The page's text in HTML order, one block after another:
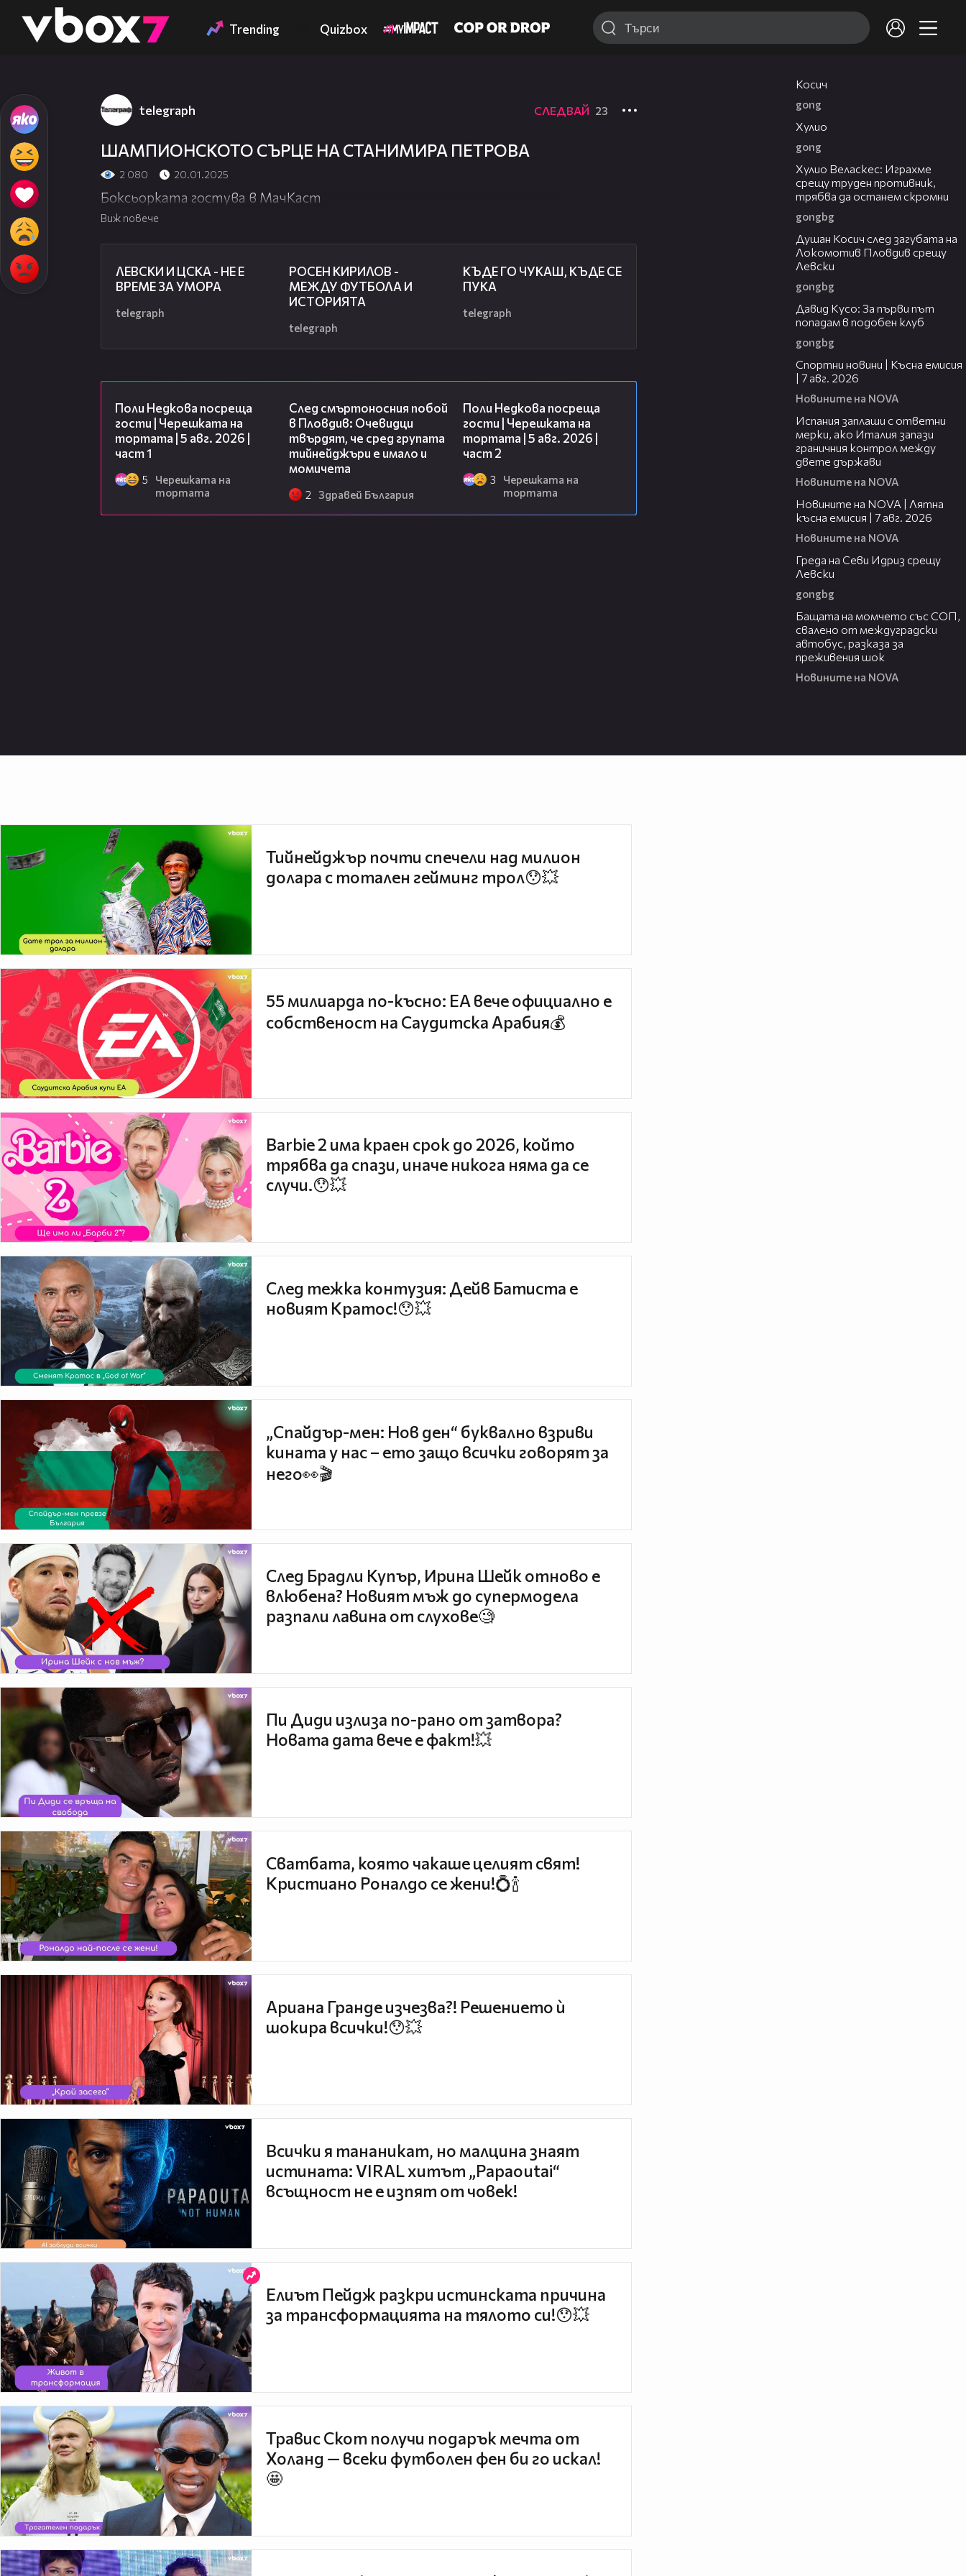
👾 Trending Quizbox
telegraph СЛЕДВАЙ 23
ШАМПИОНСКОТО СЪРЦЕ НА СТАНИМИРА ПЕТРОВА
2 080 20.01.2025
Боксьорката гостува в МачКаст
Виж повече
ЛЕВСКИ И ЦСКА - НЕ Е
ВРЕМЕ ЗА УМОРА
telegraph
РОСЕН КИРИЛОВ -
МЕЖДУ ФУТБОЛА И
ИСТОРИЯТА
telegraph
КЪДЕ ГО ЧУКАШ, КЪДЕ СЕ
ПУКА
telegraph
Поли Недкова посреща
гости | Черешката на
тортата | 5 авг. 2026 |
част 1
5
Черешката на
тортата
След смъртоносния побой
в Пловдив: Очевидци
твърдят, че сред групата
тийнейджъри е имало и
момичета
2 Здравей България
Поли Недкова посреща
гости | Черешката на
тортата | 5 авг. 2026 |
част 2
3
Черешката на
тортата
Косич
gong
Хулио
gong
Хулио Веласкес: Играхме
срещу труден противник,
трябва да останем скромни
gongbg
Душан Косич след загубата на
Локомотив Пловдив срещу
Левски
gongbg
Давид Кусо: За първи път
попадам в подобен клуб
gongbg
Спортни новини | Късна емисия
| 7 авг. 2026
Новините на NOVA
Испания заплаши с ответни
мерки, ако Италия запази
граничния контрол между
двете държави
Новините на NOVA
Новините на NOVA | Лятна
късна емисия | 7 авг. 2026
Новините на NOVA
Греда на Севи Идриз срещу
Левски
gongbg
Бащата на момчето със СОП,
свалено от междуградски
автобус, разказа за
преживения шок
Новините на NOVA
Тийнейджър почти спечели над милион
долара с тотален гейминг трол😯💥
55 милиарда по-късно: EA вече официално е
собственост на Саудитска Арабия💰
Barbie 2 има краен срок до 2026, който
трябва да спази, иначе никога няма да се
случи.😯💥
След тежка контузия: Дейв Батиста е
новият Кратос!😯💥
„Спайдър-мен: Нов ден“ буквално взриви
кината у нас – ето защо всички говорят за
него👀🎬
След Брадли Купър, Ирина Шейк отново е
влюбена? Новият мъж до супермодела
разпали лавина от слухове🧐
Пи Диди излиза по-рано от затвора?
Новата дата вече е факт!💥
Сватбата, която чакаше целият свят!
Кристиано Роналдо се жени!💍🍾
Ариана Гранде изчезва?! Решението ѝ
шокира всички!😯💥
Всички я тананикат, но малцина знаят
истината: VIRAL хитът „Papaoutai“
всъщност не е изпят от човек!
Елиът Пейдж разкри истинската причина
за трансформацията на тялото си!😯💥
Травис Скот получи подарък мечта от
Холанд — всеки футболен фен би го искал!
🤩